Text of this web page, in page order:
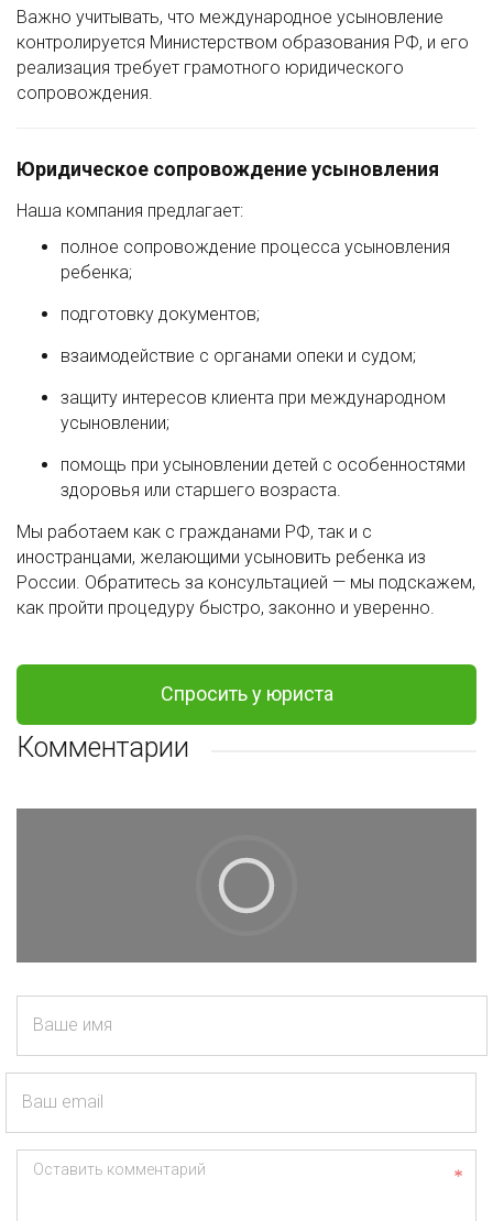
Важно учитывать, что международное усыновление
контролируется Министерством образования РФ, и его
реализация требует грамотного юридического
сопровождения.
Юридическое сопровождение усыновления
Наша компания предлагает:
полное сопровождение процесса усыновления
ребенка;
подготовку документов;
взаимодействие с органами опеки и судом;
защиту интересов клиента при международном
усыновлении;
помощь при усыновлении детей с особенностями
здоровья или старшего возраста.
Мы работаем как с гражданами РФ, так и с
иностранцами, желающими усыновить ребенка из
России. Обратитесь за консультацией — мы подскажем,
как пройти процедуру быстро, законно и уверенно.
Спросить у юриста
Комментарии
Ваше имя
Ваш email
Оставить комментарий